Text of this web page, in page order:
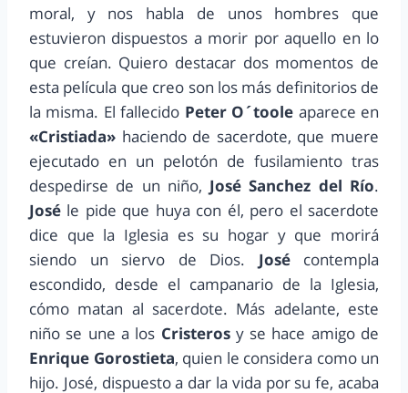
moral, y nos habla de unos hombres que
estuvieron dispuestos a morir por aquello en lo
que creían. Quiero destacar dos momentos de
esta película que creo son los más definitorios de
la misma. El fallecido Peter O´toole aparece en
«Cristiada» haciendo de sacerdote, que muere
ejecutado en un pelotón de fusilamiento tras
despedirse de un niño, José Sanchez del Río.
José le pide que huya con él, pero el sacerdote
dice que la Iglesia es su hogar y que morirá
siendo un siervo de Dios. Josécontempla
escondido, desde el campanario de la Iglesia,
cómo matan al sacerdote. Más adelante, este
niño se une a los Cristerosy se hace amigo de
Enrique Gorostieta, quien le considera como un
hijo. José, dispuesto a dar la vida por su fe, acaba